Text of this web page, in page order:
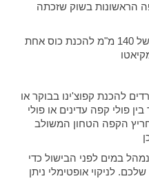
הראשונות בשוק שזכתה
זרבובית נוחה מתכווננת עד לגובה של 140 מ"מ להכנת כוס אחת
להכנת קפוצ'ינו בבוקר או
פולי קפה עדינים או פולי
הקפה הטחון המשולב
במים לפני הבישול כדי
לניקוי אופטימלי ניתן